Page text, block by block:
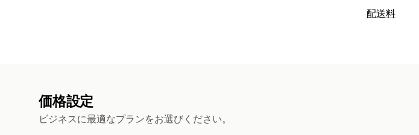
ラベルと梱包
配送料
価格設定
ビジネスに最適なプランをお選びください。